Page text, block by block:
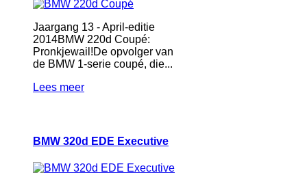
Jaargang 13 - April-editie
2014BMW 220d Coupé:
Pronkjewail!De opvolger van
de BMW 1-serie coupé, die...
Lees meer
BMW 320d EDE Executive